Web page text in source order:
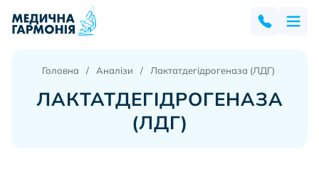
Головна Аналізи Лактатдегідрогеназа (ЛДГ)
ЛАКТАТДЕГІДРОГЕНАЗА
(ЛДГ)